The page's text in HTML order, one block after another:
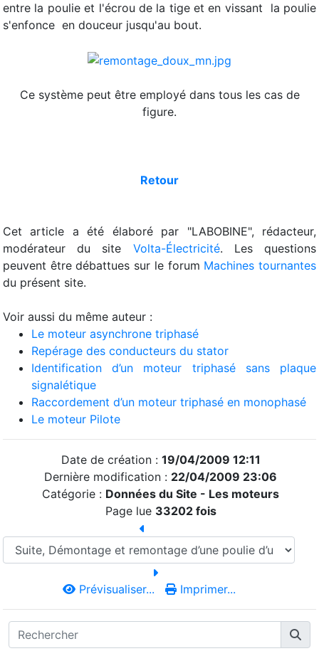
entre la poulie et l'écrou de la tige et en vissant la poulie
s'enfonce en douceur jusqu'au bout.
Ce système peut être employé dans tous les cas de
figure.
Retour
Cet article a été élaboré par "LABOBINE", rédacteur,
modérateur du site Volta-Électricité. Les questions
peuvent être débattues sur le forum Machines tournantes
du présent site.
Voir aussi du même auteur :
Le moteur asynchrone triphasé
Repérage des conducteurs du stator
Identification d’un moteur triphasé sans plaque
signalétique
Raccordement d’un moteur triphasé en monophasé
Le moteur Pilote
Date de création : 19/04/2009 12:11
Dernière modification : 22/04/2009 23:06
Catégorie : Données du Site - Les moteurs
Page lue 33202 fois
Prévisualiser... Imprimer...